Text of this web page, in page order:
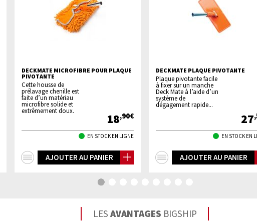
DECKMATE MICROFIBRE POUR PLAQUE
PIVOTANTE
Cette housse de
prélavage chenille est
faite d’un matériau
microfibre solide et
extrêmement doux.
18,90€
EN STOCK EN LIGNE
AJOUTER AU PANIER
DECKMATE PLAQUE PIVOTANTE
Plaque pivotante facile
à fixer sur un manche
Deck Mate à l’aide d’un
système de
dégagement rapide...
27
EN STOCK EN
AJOUTER AU PANIER
LES AVANTAGES BIGSHIP